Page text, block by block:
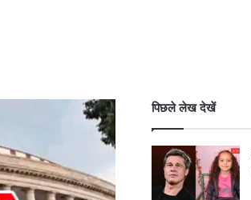
पिछले लेख देखें